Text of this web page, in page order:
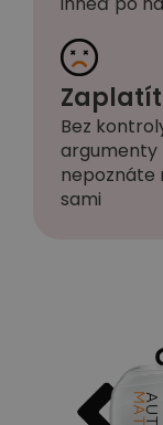
Bez
argumenty
nepoznáte
sami